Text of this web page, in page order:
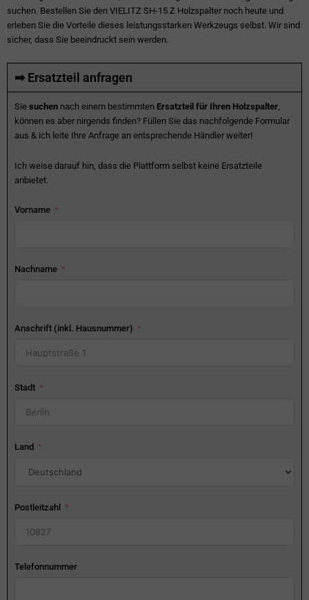
suchen. Bestellen Sie den VIELITZ SH-15 Z Holzspalter noch heute und
erleben Sie die Vorteile dieses leistungsstarken Werkzeugs selbst. Wir sind
sicher, dass Sie beeindruckt sein werden.
➡ Ersatzteil anfragen
Sie suchen nach einem bestimmten Ersatzteil für Ihren Holzspalter
können es aber nirgends finden? Füllen Sie das nachfolgende Formular
aus & ich leite Ihre Anfrage an entsprechende Händler weiter!
Ich weise darauf hin, dass die Plattform selbst keine Ersatzteile
anbietet.
Vorname
Nachname
Anschrift (inkl. Hausnummer)
Stadt
Land
Postleitzahl
Telefonnummer